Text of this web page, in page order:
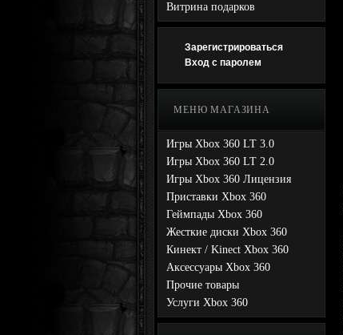
Витрина подарков
Зарегистрироваться
Вход с паролем
МЕНЮ МАГАЗИНА
Игры Xbox 360 LT 3.0
Игры Xbox 360 LT 2.0
Игры Xbox 360 Лицензия
Приставки Xbox 360
Геймпады Xbox 360
Жесткие диски Xbox 360
Кинект / Kinect Xbox 360
Аксессуары Xbox 360
Прочие товары
Услуги Xbox 360